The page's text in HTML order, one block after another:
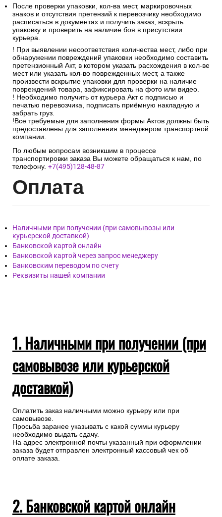
После проверки упаковки, кол-ва мест, маркировочных
знаков и отсутствия претензий к перевозчику необходимо
расписаться в документах и получить заказ, вскрыть
упаковку и проверить на наличие боя в присутствии
курьера.
! При выявлении несоответствия количества мест, либо при
обнаружении повреждений упаковки необходимо составить
претензионный Акт, в котором указать расхождения в кол-ве
мест или указать кол-во поврежденных мест, а также
произвести вскрытие упаковки для проверки на наличие
повреждений товара, зафиксировать на фото или видео.
! Необходимо получить от курьера Акт с подписью и
печатью перевозчика, подписать приёмную накладную и
забрать груз.
!Все требуемые для заполнения формы Актов должны быть
предоставлены для заполнения менеджером транспортной
компании.
По любым вопросам возникшим в процессе
транспортировки заказа Вы можете обращаться к нам, по
телефону. +7(495)128-48-87
Оплата
Наличными при получении (при самовывозы или
курьерской доставкой)
Банковской картой онлайн
Банковской картой через запрос менеджеру
Банковским переводом по счету
Реквизиты нашей компании
1. Наличными при получении (при
самовывозе или курьерской
доставкой)
Оплатить заказ наличными можно курьеру или при
самовывозе.
Просьба заранее указывать с какой суммы курьеру
необходимо выдать сдачу.
На адрес электронной почты указанный при оформлении
заказа будет отправлен электронный кассовый чек об
оплате заказа.
2. Банковской картой онлайн